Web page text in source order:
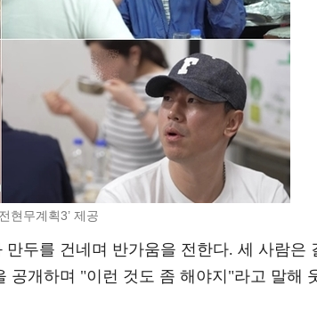
현무계획3’ 제공
두를 건네며 반가움을 전한다. 세 사람은
공개하며 "이런 것도 좀 해야지"라고 말해